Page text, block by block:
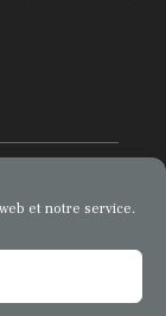
et notre service.